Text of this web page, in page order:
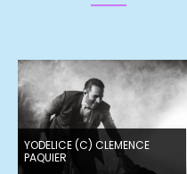
YODELICE (C) CLEMENCE
PAQUIER